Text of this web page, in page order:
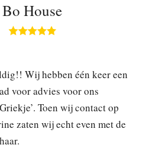
Bo House
Wij hebben één keer een
voor advies voor ons
Toen wij contact op
zaten wij echt even met de